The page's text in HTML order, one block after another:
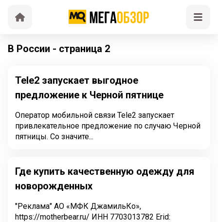
В России - страница 2
Tele2 запускает выгодное
предложение к Черной пятнице
Оператор мобильной связи Tele2 запускает
привлекательное предложение по случаю Черной
пятницы. Со значите...
Где купить качественную одежду для
новорожденных
"Реклама" АО «МФК ДжамильКо»,
https://motherbear.ru/ ИНН 7703013782 Erid: